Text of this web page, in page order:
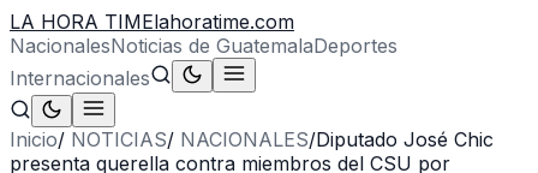
LA HORA TIMElahoratime.com
NacionalesNoticias de GuatemalaDeportes
Internacionales
Inicio/ NOTICIAS/ NACIONALES/Diputado José Chic
presenta querella contra miembros del CSU por